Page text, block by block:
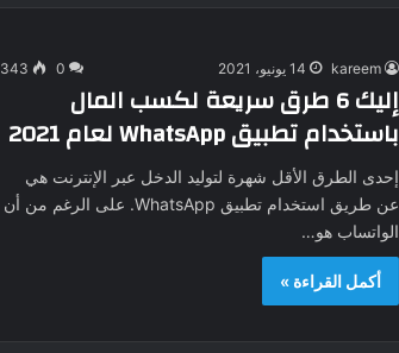
kareem 14 يونيو، 2021 0
343
إليك 6 طرق سريعة لكسب المال
باستخدام تطبيق WhatsApp لعام 2021
إحدى الطرق الأقل شهرة لتوليد الدخل عبر الإنترنت هي
عن طريق استخدام تطبيق WhatsApp. على الرغم من أن
الواتساب هو…
أكمل القراءة »